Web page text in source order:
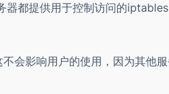
都提供用于控制访问的
会影响用户的使用，因为其他